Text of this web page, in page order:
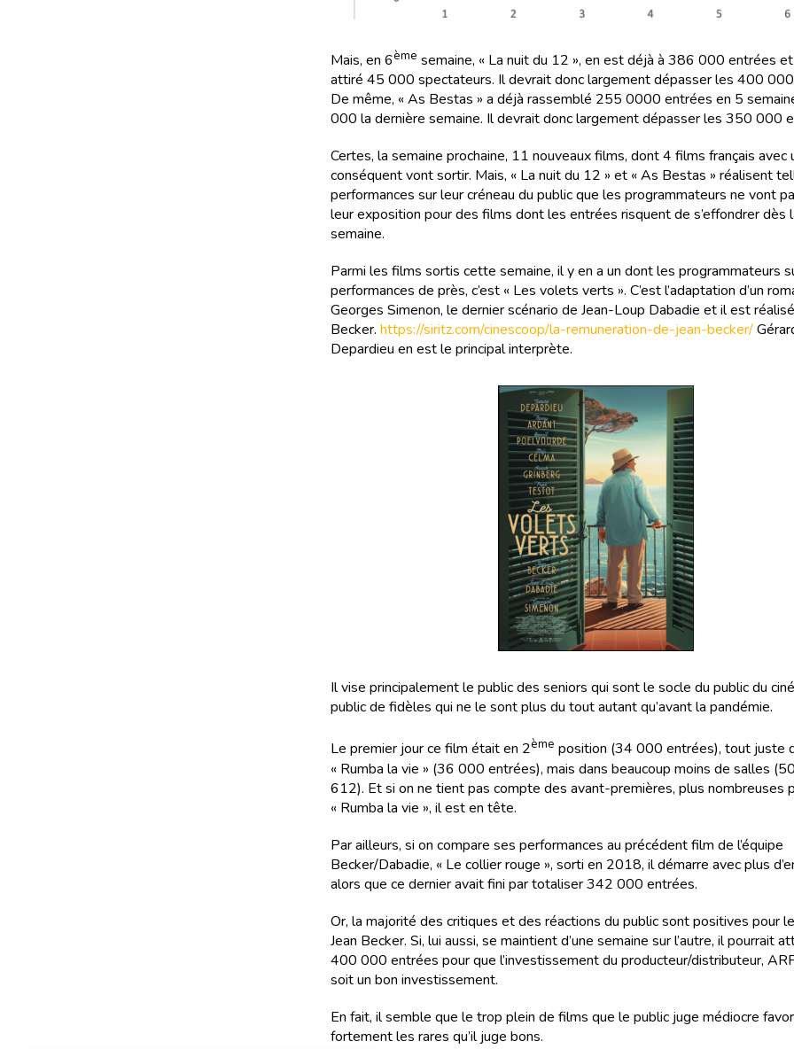
Mais, en 6ème semaine, « La nuit du 12 », en est déjà à 386 000 entrées
attiré 45 000 spectateurs. Il devrait donc largement dépasser les 400
De même, « As Bestas » a déjà rassemblé 255 0000 entrées en 5
000 la dernière semaine. Il devrait donc largement dépasser les 350 000
Certes, la semaine prochaine, 11 nouveaux films, dont 4 films français avec
conséquent vont sortir. Mais, « La nuit du 12 » et « As Bestas » réalisent
performances sur leur créneau du public que les programmateurs ne vont
leur exposition pour des films dont les entrées risquent de s’effondrer dès
semaine.
Parmi les films sortis cette semaine, il y en a un dont les programmateurs
performances de près, c’est « Les volets verts ». C’est l’adaptation d’un
Georges Simenon, le dernier scénario de Jean-Loup Dabadie et il est
Becker. https://siritz.com/cinescoop/la-remuneration-de-jean-becker/
Depardieu en est le principal interprète.
Il vise principalement le public des seniors qui sont le socle du public du
public de fidèles qui ne le sont plus du tout autant qu’avant la pandémie.
Le premier jour ce film était en 2ème position (34 000 entrées), tout juste
« Rumba la vie » (36 000 entrées), mais dans beaucoup moins de salles
612). Et si on ne tient pas compte des avant-premières, plus nombreuses
« Rumba la vie », il est en tête.
Par ailleurs, si on compare ses performances au précédent film de l’équipe
Becker/Dabadie, « Le collier rouge », sorti en 2018, il démarre avec plus
alors que ce dernier avait fini par totaliser 342 000 entrées.
Or, la majorité des critiques et des réactions du public sont positives pour
Jean Becker. Si, lui aussi, se maintient d’une semaine sur l’autre, il pourrait
400 000 entrées pour que l’investissement du producteur/distributeur,
soit un bon investissement.
En fait, il semble que le trop plein de films que le public juge médiocre
fortement les rares qu’il juge bons.